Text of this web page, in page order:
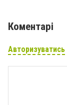
Коментарі
Авторизуватись